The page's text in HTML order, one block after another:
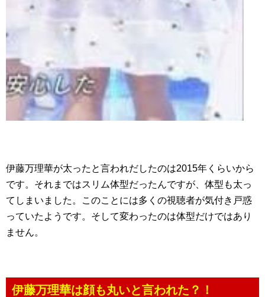
伊藤万理華が太ったと言われだしたのは2015年くらいから
です。それまではスリム体型だったんですが、体型も太っ
てしまいました。このことには多くの視聴者が気付き戸惑
っていたようです。そして変わったのは体型だけではあり
ません。
伊藤万理華は顔も丸いと言われた？！